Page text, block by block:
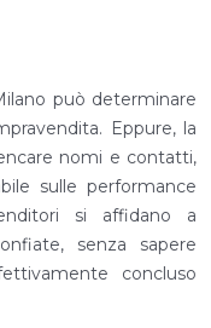
può determinare
Eppure, la
nomi e contatti,
sulle performance
si affidano a
senza sapere
concluso